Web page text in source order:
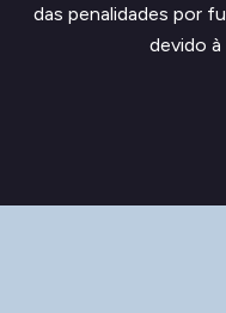
das penalidades por
devido